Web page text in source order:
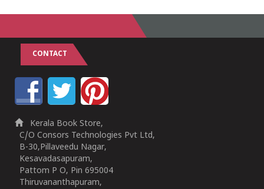
CONTACT
Kerala Book Store,
C/O Consors Technologies Pvt Ltd,
B-30,Pillaveedu Nagar,
Kesavadasapuram,
Pattom P O, Pin 695004
Thiruvananthapuram,